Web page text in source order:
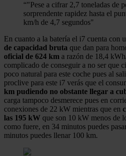
“"Pese a cifrar 2,7 toneladas de
sorprendente rapidez hasta el
km/h de 4,7 segundos"
En cuanto a la batería el i7 cuenta con
de capacidad bruta que dan para
oficial de 624 km a razón de 18,4
complicado de conseguir a no ser que
poco natural para este coche pues al
proclive para este i7 verás que el
km pudiendo no obstante llegar a
carga tampoco desmerece pues en
conexiones de 22 kW mientras que en
las 195 kW que son 10 kW menos de
como fuere, en 34 minutos puedes
minutos puedes llenar 100 km.